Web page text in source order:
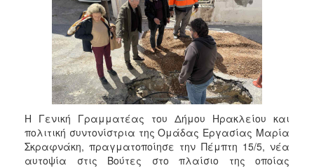
Η Γενική Γραμματέας του Δήμου Ηρακλείου και
πολιτική συντονίστρια της Ομάδας Εργασίας Μαρία
Σκραφνάκη, πραγματοποίησε την Πέμπτη 15/5, νέα
αυτοψία στις Βούτες στο πλαίσιο της οποίας